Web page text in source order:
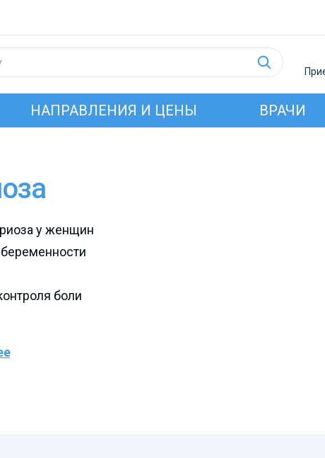
НАПРАВЛЕНИЯ И ЦЕНЫ ВРАЧИ
у женщин
боли